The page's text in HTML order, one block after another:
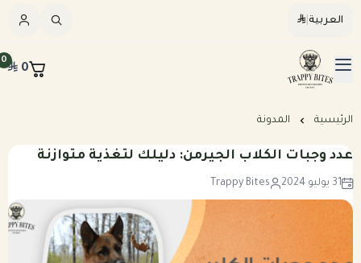
العربية|
Trappybites
0
0
القائمة الرئيسية
الرئيسيه
مكافآت طبيعية
الرئيسية المدونة
عدد وجبات الكلاب الجيرمن: دليلك لتغذية متوازنة
31 يوليو 2024 Trappy Bites